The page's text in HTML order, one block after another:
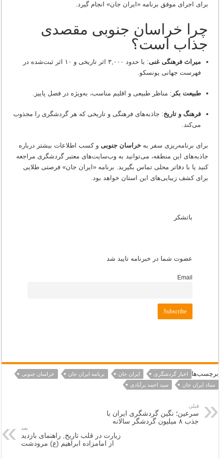
برای اجرای موفق برنامه «ایران جان» انجام گیرد.
چرا خراسان جنوبی مقصدی
جذاب است؟
میراث فرهنگی غنی
: با حدود ۳,۰۰۰ اثر تاریخی و ۱۰ اثر ثبت‌شده در
فهرست جهانی یونسکو.
طبیعت بکر : مناظر طبیعی و اقلیم مناسب، به‌ویژه در فصل پاییز.
فرهنگ و تاریخ: جاذبه‌های فرهنگی و تاریخی که هر گردشگری را مجذوب
می‌کند.
برای برنامه‌ریزی سفر بهخراسان جنوبی و کسب اطلاعات بیشتر درباره
جاذبه‌های این منطقه، می‌توانید به وب‌سایت‌های معتبر گردشگری مراجعه
کنید یا با دفاتر محلی تماس بگیرید. برنامه «ایران جان» فرصتی طلایی
برای کشف زیبایی‌های این استان خواهد بود.
باتشکر
عضوت شما در خبرنامه تایید شد
Email
برچسب‌ها اخبار گردشگری ایران جان برنامه ایران جان
خراسان جنوبی
ستاد ایران جان
سید احمد برآبادی
قبلی
سرعین؛ نگین گردشگری ایران با
جذب ۸ میلیون گردشگر سالانه
بعد
زیارت در قلب تاریخ, راهنمای بازدید
از امامزاده ابراهیم (ع) مرودشت